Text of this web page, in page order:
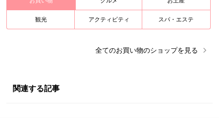
観光 アクティビティ スパ・エステ
全てのお買い物のショップを見る
関連する記事